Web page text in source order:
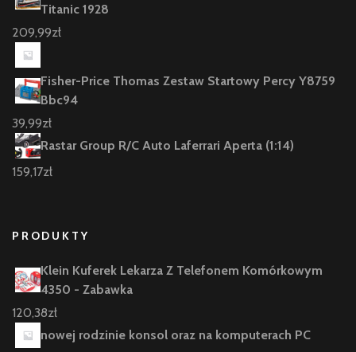
Titanic 1928
209,99zł
Fisher-Price Thomas Zestaw Startowy Percy Y8759
Bbc94
39,99zł
Rastar Group R/C Auto Laferrari Aperta (1:14)
159,17zł
PRODUKTY
Klein Kuferek Lekarza Z Telefonem Komórkowym
4350 - Zabawka
120,38zł
nowej rodzinie konsol oraz na komputerach PC